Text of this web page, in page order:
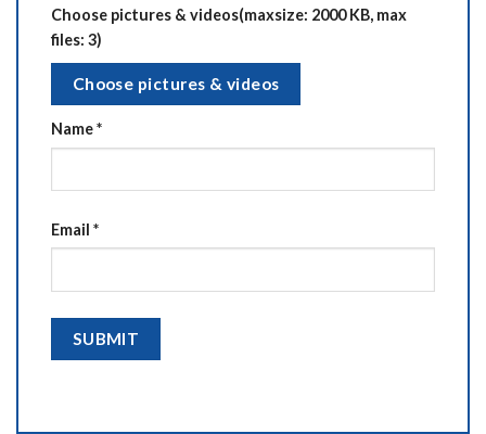
Choose pictures & videos(maxsize: 2000 KB, max
files: 3)
Choose pictures & videos
Name*
Email *